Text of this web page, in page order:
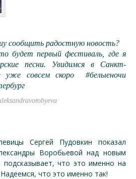
сообщить радостную новость?
будет первый фестиваль, где я
песни. Увидимся в Санкт-
уже совсем скоро #белыеночи
Сергей Пудовкин показал
Воробьевой над новым
что это именно на
что это именно так!